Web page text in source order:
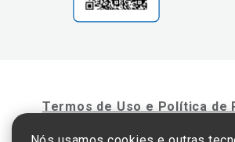
Termos de Uso e Política de